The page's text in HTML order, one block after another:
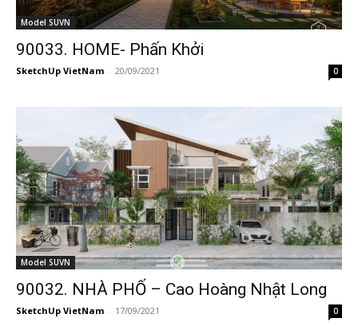
Model SUVN
90033. HOME- Phấn Khởi
SketchUp VietNam - 20/09/2021 0
Model SUVN
90032. NHÀ PHỐ – Cao Hoàng Nhật Long
SketchUp VietNam - 17/09/2021 0